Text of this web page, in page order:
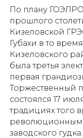
По плану ГОЭЛРО
прошлого
Кизеловской
Губахи в то
Кизеловского
была третья
первая
Торжественный
состоялся 17
традициях того
заводского